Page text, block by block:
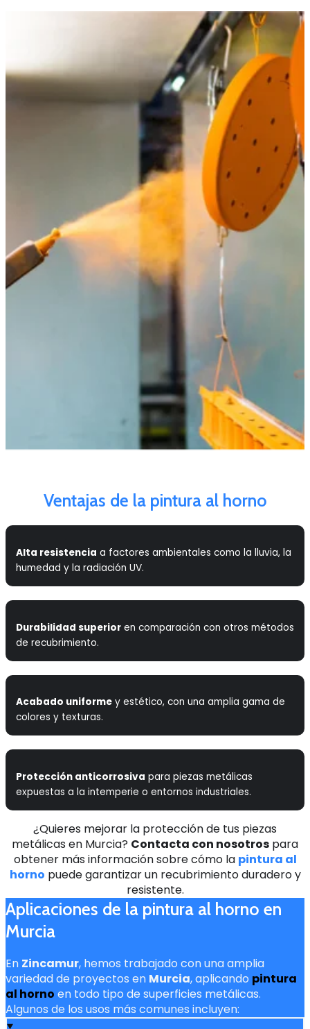
Ventajas de la pintura al horno
Alta resistencia a factores ambientales como la lluvia, la
humedad y la radiación UV.
Durabilidad superior en comparación con otros métodos
de recubrimiento.
Acabado uniforme y estético, con una amplia gama de
colores y texturas.
Protección anticorrosiva para piezas metálicas
expuestas a la intemperie o entornos industriales.
¿Quieres mejorar la protección de tus piezas
metálicas en Murcia? Contacta con nosotros para
obtener más información sobre cómo la pintura al
horno puede garantizar un recubrimiento duradero y
resistente.
Aplicaciones de la pintura al horno en
Murcia
En Zincamur, hemos trabajado con una amplia
variedad de proyectos en Murcia, aplicando pintura
al horno en todo tipo de superficies metálicas.
Algunos de los usos más comunes incluyen: